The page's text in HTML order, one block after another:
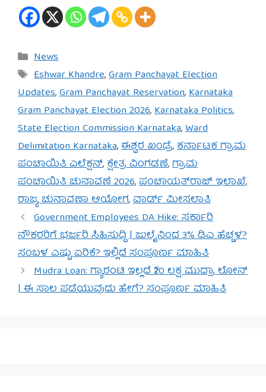
Categories
News
Tags
Eshwar Khandre,Gram Panchayat Election
Updates,Gram Panchayat Reservation,Karnataka
Gram Panchayat Election 2026,Karnataka Politics,
State Election Commission Karnataka,Ward
Delimitation Karnataka,ಈಶ್ವರ ಖಂಡ್ರೆ,ಕರ್ನಾಟಕ ಗ್ರಾಮ
ಪಂಚಾಯಿತಿ ಎಲೆಕ್ಷನ್,ಕ್ಷೇತ್ರ ವಿಂಗಡಣೆ,ಗ್ರಾಮ
ಪಂಚಾಯಿತಿ ಚುನಾವಣೆ 2026,ಪಂಚಾಯತ್‌ರಾಜ್ ಇಲಾಖೆ,
ರಾಜ್ಯ ಚುನಾವಣಾ ಆಯೋಗ,ವಾರ್ಡ್ ಮೀಸಲಾತಿ
Government Employees DA Hike: ಸರ್ಕಾರಿ
ನೌಕರರಿಗೆ ಭರ್ಜರಿ ಸಿಹಿಸುದ್ದಿ | ಜುಲೈನಿಂದ 3% ಡಿಎ ಹೆಚ್ಚಳ?
ಸಂಬಳ ಎಷ್ಟು ಏರಿಕೆ? ಇಲ್ಲಿದೆ ಸಂಪೂರ್ಣ ಮಾಹಿತಿ
Mudra Loan: ಗ್ಯಾರಂಟಿ ಇಲ್ಲದೆ ₹20 ಲಕ್ಷ ಮುದ್ರಾ ಲೋನ್
| ಈ ಸಾಲ ಪಡೆಯುವುದು ಹೇಗೆ? ಸಂಪೂರ್ಣ ಮಾಹಿತಿ